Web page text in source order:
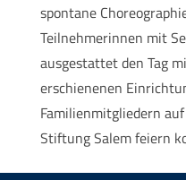
spontane
Teilnehmerinnen mit
ausgestattet den Tag
erschienenen
Familienmitgliedern
Stiftung Salem feiern